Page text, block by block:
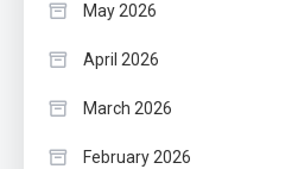
May 2026
April 2026
March 2026
February 2026